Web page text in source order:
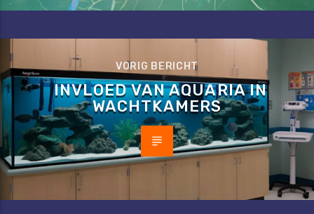
VORIG BERICHT
INVLOED VAN AQUARIA IN
WACHTKAMERS